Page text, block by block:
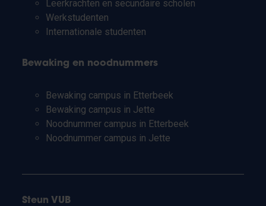
Leerkrachten en secundaire scholen
Werkstudenten
Internationale studenten
Bewaking en noodnummers
Bewaking campus in Etterbeek
Bewaking campus in Jette
Noodnummer campus in Etterbeek
Noodnummer campus in Jette
Steun VUB